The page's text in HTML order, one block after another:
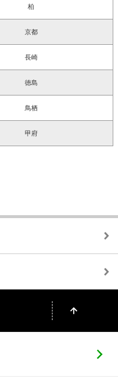
柏
京都
長崎
徳島
鳥栖
甲府